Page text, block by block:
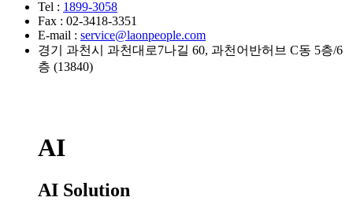
Tel : 1899-3058
Fax : 02-3418-3351
E-mail : service@laonpeople.com
경기 과천시 과천대로7나길 60, 과천어반허브 C동 5층/6
층 (13840)
AI
AI Solution